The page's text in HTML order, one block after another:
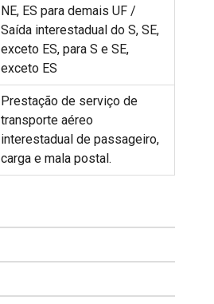
NE, ES para demais UF /
Saída interestadual do S, SE,
exceto ES, para S e SE,
exceto ES
Prestação de serviço de
transporte aéreo
interestadual de passageiro,
carga e mala postal.